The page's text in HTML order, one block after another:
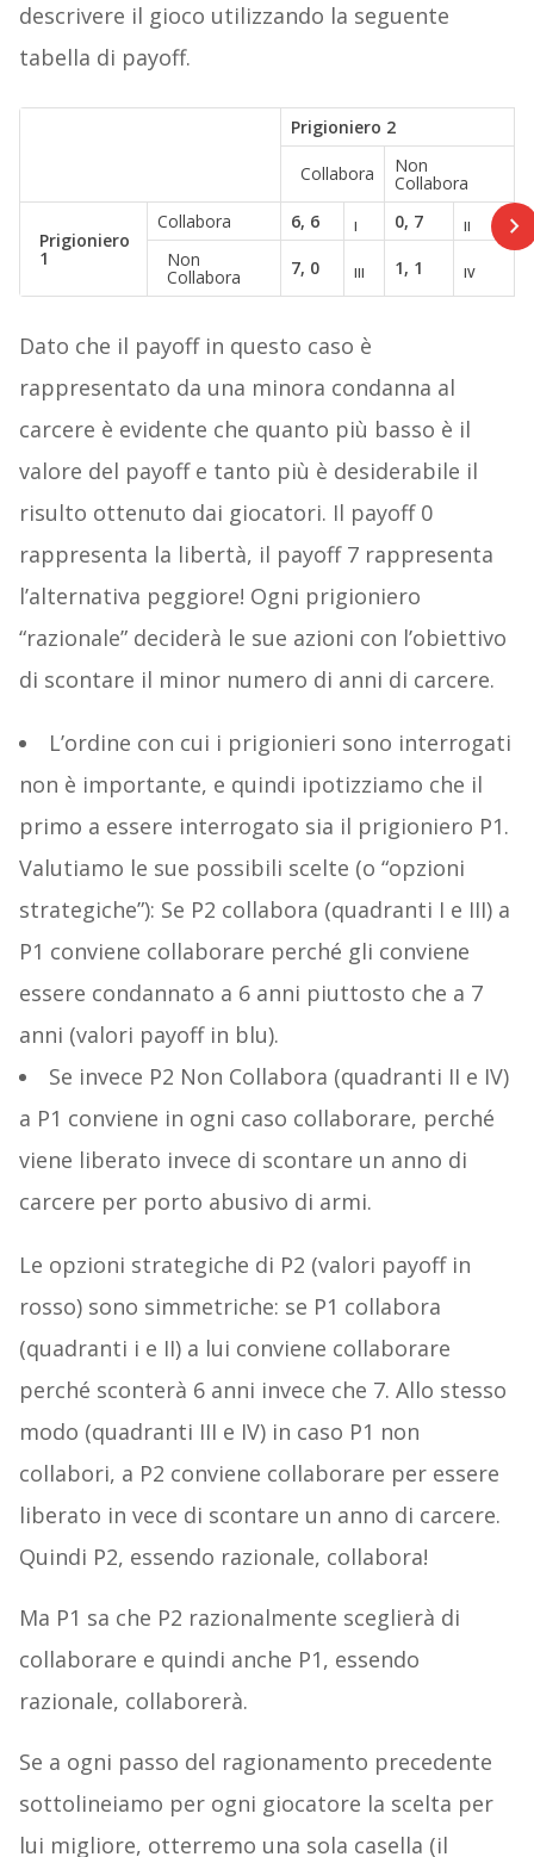
descrivere il gioco utilizzando la seguente
tabella di payoff.
Prigioniero 2
Collabora Non
Collabora
Prigioniero
1
Collabora 6, 6 I 0, 7 II
Non
Collabora 7, 0 III 1, 1 IV
Dato che il payoff in questo caso è
rappresentato da una minora condanna al
carcere è evidente che quanto più basso è il
valore del payoff e tanto più è desiderabile il
risulto ottenuto dai giocatori. Il payoff 0
rappresenta la libertà, il payoff 7 rappresenta
l’alternativa peggiore! Ogni prigioniero
“razionale” deciderà le sue azioni con l’obiettivo
di scontare il minor numero di anni di carcere.
L’ordine con cui i prigionieri sono interrogati
non è importante, e quindi ipotizziamo che il
primo a essere interrogato sia il prigioniero P1.
Valutiamo le sue possibili scelte (o “opzioni
strategiche”): Se P2 collabora (quadranti I e III) a
P1 conviene collaborare perché gli conviene
essere condannato a 6 anni piuttosto che a 7
anni (valori payoff in blu).
Se invece P2 Non Collabora (quadranti II e IV)
a P1 conviene in ogni caso collaborare, perché
viene liberato invece di scontare un anno di
carcere per porto abusivo di armi.
Le opzioni strategiche di P2 (valori payoff in
rosso) sono simmetriche: se P1 collabora
(quadranti i e II) a lui conviene collaborare
perché sconterà 6 anni invece che 7. Allo stesso
modo (quadranti III e IV) in caso P1 non
collabori, a P2 conviene collaborare per essere
liberato in vece di scontare un anno di carcere.
Quindi P2, essendo razionale, collabora!
Ma P1 sa che P2 razionalmente sceglierà di
collaborare e quindi anche P1, essendo
razionale, collaborerà.
Se a ogni passo del ragionamento precedente
sottolineiamo per ogni giocatore la scelta per
lui migliore, otterremo una sola casella (il